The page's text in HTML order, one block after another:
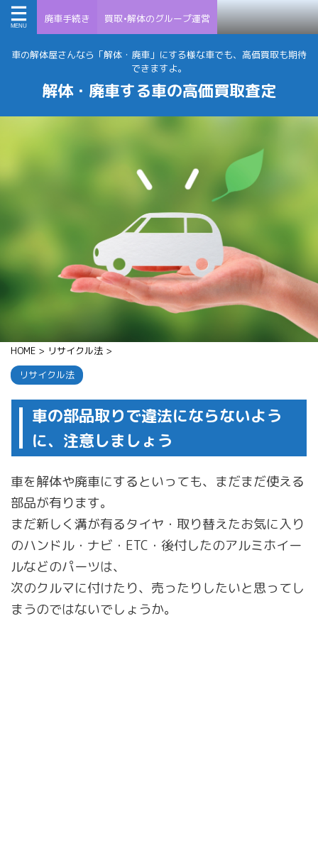
廃車手続き 買取•解体のグループ運営
車の解体屋さんなら「解体・廃車」にする様な車でも、高価買取も期待
できますよ。
解体・廃車する車の高価買取査定
HOME > リサイクル法 >
リサイクル法
車の部品取りで違法にならないよう
に、注意しましょう
車を解体や廃車にするといっても、まだまだ使える
部品が有ります。
まだ新しく溝が有るタイヤ・取り替えたお気に入り
のハンドル・ナビ・ETC・後付したのアルミホイー
ルなどのパーツは、
次のクルマに付けたり、売ったりしたいと思ってし
まうのではないでしょうか。